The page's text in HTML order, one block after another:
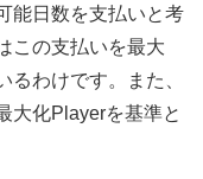
能日数を支払いと考
この支払いを最大
わけです。また、
大化Playerを基準と